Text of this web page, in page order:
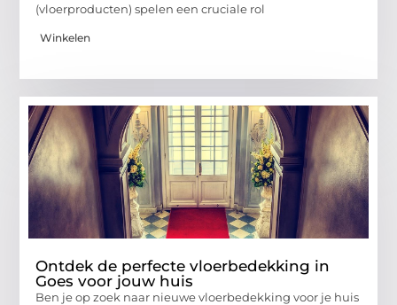
(vloerproducten) spelen een cruciale rol
Winkelen
Ontdek de perfecte vloerbedekking in
Goes voor jouw huis
Ben je op zoek naar nieuwe vloerbedekking voor je huis